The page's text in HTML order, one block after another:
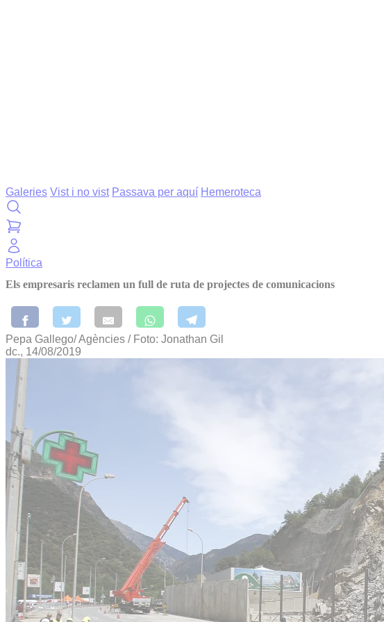
Galeries Vist i no vist Passava per aquí Hemeroteca
Política
Els empresaris reclamen un full de ruta de projectes de comunicacions
Pepa Gallego/ Agències / Foto: Jonathan Gil
dc., 14/08/2019